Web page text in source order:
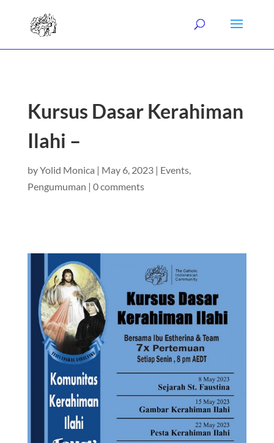
Kursus Dasar Kerahiman
Ilahi –
byYolid Monica | May 6, 2023| Events,
Pengumuman | 0 comments